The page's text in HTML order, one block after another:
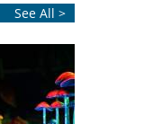
See All >